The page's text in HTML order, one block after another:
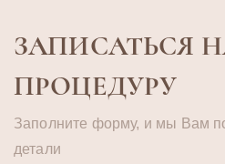
ЗАПИСАТЬСЯ
ПРОЦЕДУРУ
Заполните форму, и мы Вам
детали